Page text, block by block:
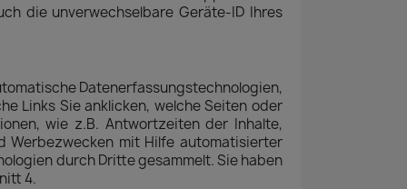
die unverwechselbare Geräte-ID Ihres
Datenerfassungstechnologien,
Links Sie anklicken, welche Seiten oder
wie z.B. Antwortzeiten der Inhalte,
Werbezwecken mit Hilfe automatisierter
durch Dritte gesammelt. Sie haben
4.